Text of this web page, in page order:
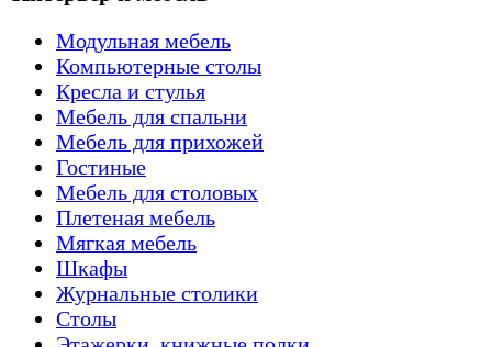
Модульная мебель
Компьютерные столы
Кресла и стулья
Мебель для спальни
Мебель для прихожей
Гостиные
Мебель для столовых
Плетеная мебель
Мягкая мебель
Шкафы
Журнальные столики
Столы